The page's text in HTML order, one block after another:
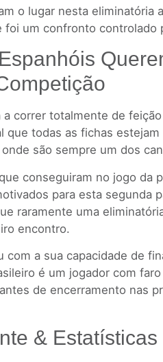
o lugar nesta eliminatória
foi um confronto controlado
a correr totalmente de
que todas as fichas
são sempre um dos
conseguiram no jogo da
para esta segunda
raramente uma
encontro.
com a sua capacidade de
é um jogador com
de encerramento nas
&